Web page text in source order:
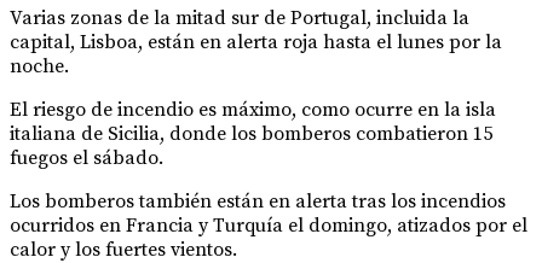
Varias zonas de la mitad sur de Portugal, incluida la
capital, Lisboa, están en alerta roja hasta el lunes por la
noche.
El riesgo de incendio es máximo, como ocurre en la isla
italiana de Sicilia, donde los bomberos combatieron 15
fuegos el sábado.
Los bomberos también están en alerta tras los incendios
ocurridos en Francia y Turquía el domingo, atizados por el
calor y los fuertes vientos.